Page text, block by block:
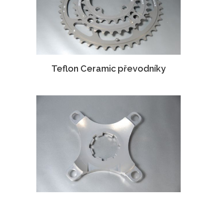
Teflon Ceramic převodníky